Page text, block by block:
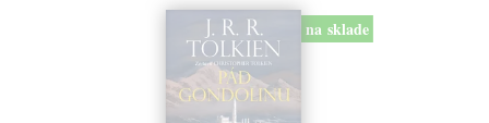
na sklade